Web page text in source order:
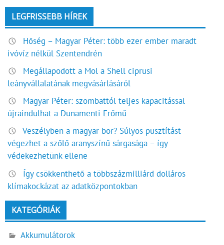
LEGFRISSEBB HÍREK
Hőség – Magyar Péter: több ezer ember maradt
ivóvíz nélkül Szentendrén
Megállapodott a Mol a Shell ciprusi
leányvállalatának megvásárlásáról
Magyar Péter: szombattól teljes kapacitással
újraindulhat a Dunamenti Erőmű
Veszélyben a magyar bor? Súlyos pusztítást
végezhet a szőlő aranyszínű sárgasága – így
védekezhetünk ellene
Így csökkenthető a többszázmilliárd dolláros
klímakockázat az adatközpontokban
KATEGÓRIÁK
Akkumulátorok